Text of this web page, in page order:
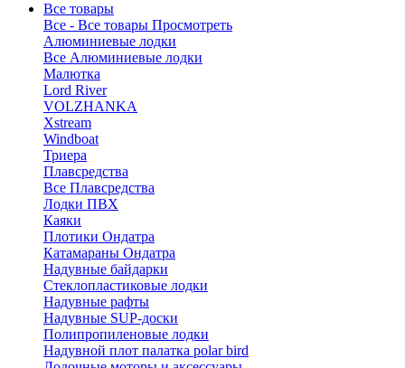
Все товары
Все - Все товары Просмотреть
Алюминиевые лодки
Все Алюминиевые лодки
Малютка
Lord River
VOLZHANKA
Xstream
Windboat
Триера
Плавсредства
Все Плавсредства
Лодки ПВХ
Каяки
Плотики Ондатра
Катамараны Ондатра
Надувные байдарки
Стеклопластиковые лодки
Надувные рафты
Надувные SUP-доски
Полипропиленовые лодки
Надувной плот палатка polar bird